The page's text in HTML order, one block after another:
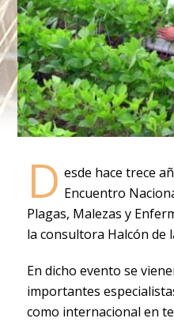
D esde hace trece
Encuentro
Plagas, Malezas y
la consultora Halcón de
En dicho evento se
importantes
como internacional en